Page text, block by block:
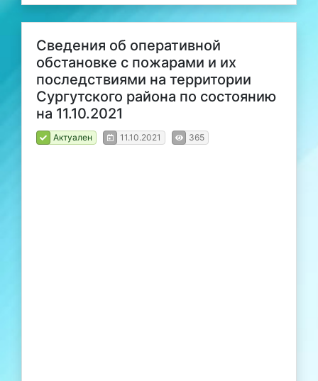
Сведения об оперативной
обстановке с пожарами и их
последствиями на территории
Сургутского района по состоянию
на 11.10.2021
Актуален 11.10.2021 365